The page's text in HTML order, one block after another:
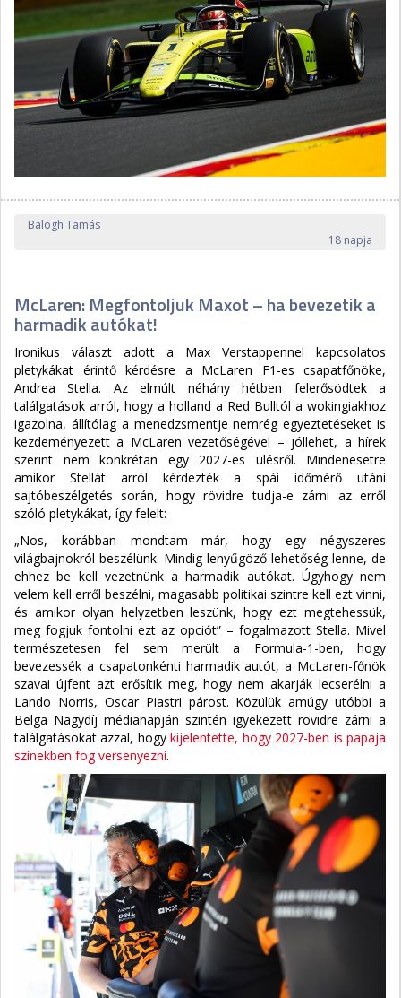
Balogh Tamás
18 napja
McLaren: Megfontoljuk Maxot – ha bevezetik a
harmadik autókat!
Ironikus választ adott a Max Verstappennel kapcsolatos
pletykákat érintő kérdésre a McLaren F1-es csapatfőnöke,
Andrea Stella. Az elmúlt néhány hétben felerősödtek a
találgatások arról, hogy a holland a Red Bulltól a wokingiakhoz
igazolna, állítólag a menedzsmentje nemrég egyeztetéseket is
kezdeményezett a McLaren vezetőségével – jóllehet, a hírek
szerint nem konkrétan egy 2027-es ülésről. Mindenesetre
amikor Stellát arról kérdezték a spái időmérő utáni
sajtóbeszélgetés során, hogy rövidre tudja-e zárni az erről
szóló pletykákat, így felelt:
„Nos, korábban mondtam már, hogy egy négyszeres
világbajnokról beszélünk. Mindig lenyűgöző lehetőség lenne, de
ehhez be kell vezetnünk a harmadik autókat. Úgyhogy nem
velem kell erről beszélni, magasabb politikai szintre kell ezt vinni,
és amikor olyan helyzetben leszünk, hogy ezt megtehessük,
meg fogjuk fontolni ezt az opciót” – fogalmazott Stella. Mivel
természetesen fel sem merült a Formula-1-ben, hogy
bevezessék a csapatonkénti harmadik autót, a McLaren-főnök
szavai újfent azt erősítik meg, hogy nem akarják lecserélni a
Lando Norris, Oscar Piastri párost. Közülük amúgy utóbbi a
Belga Nagydíj médianapján szintén igyekezett rövidre zárni a
találgatásokat azzal, hogykijelentette, hogy 2027-ben is papaja
színekben fog versenyezni.